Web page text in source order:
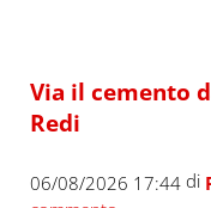
Via il cemento
Redi
06/08/2026 17:44di